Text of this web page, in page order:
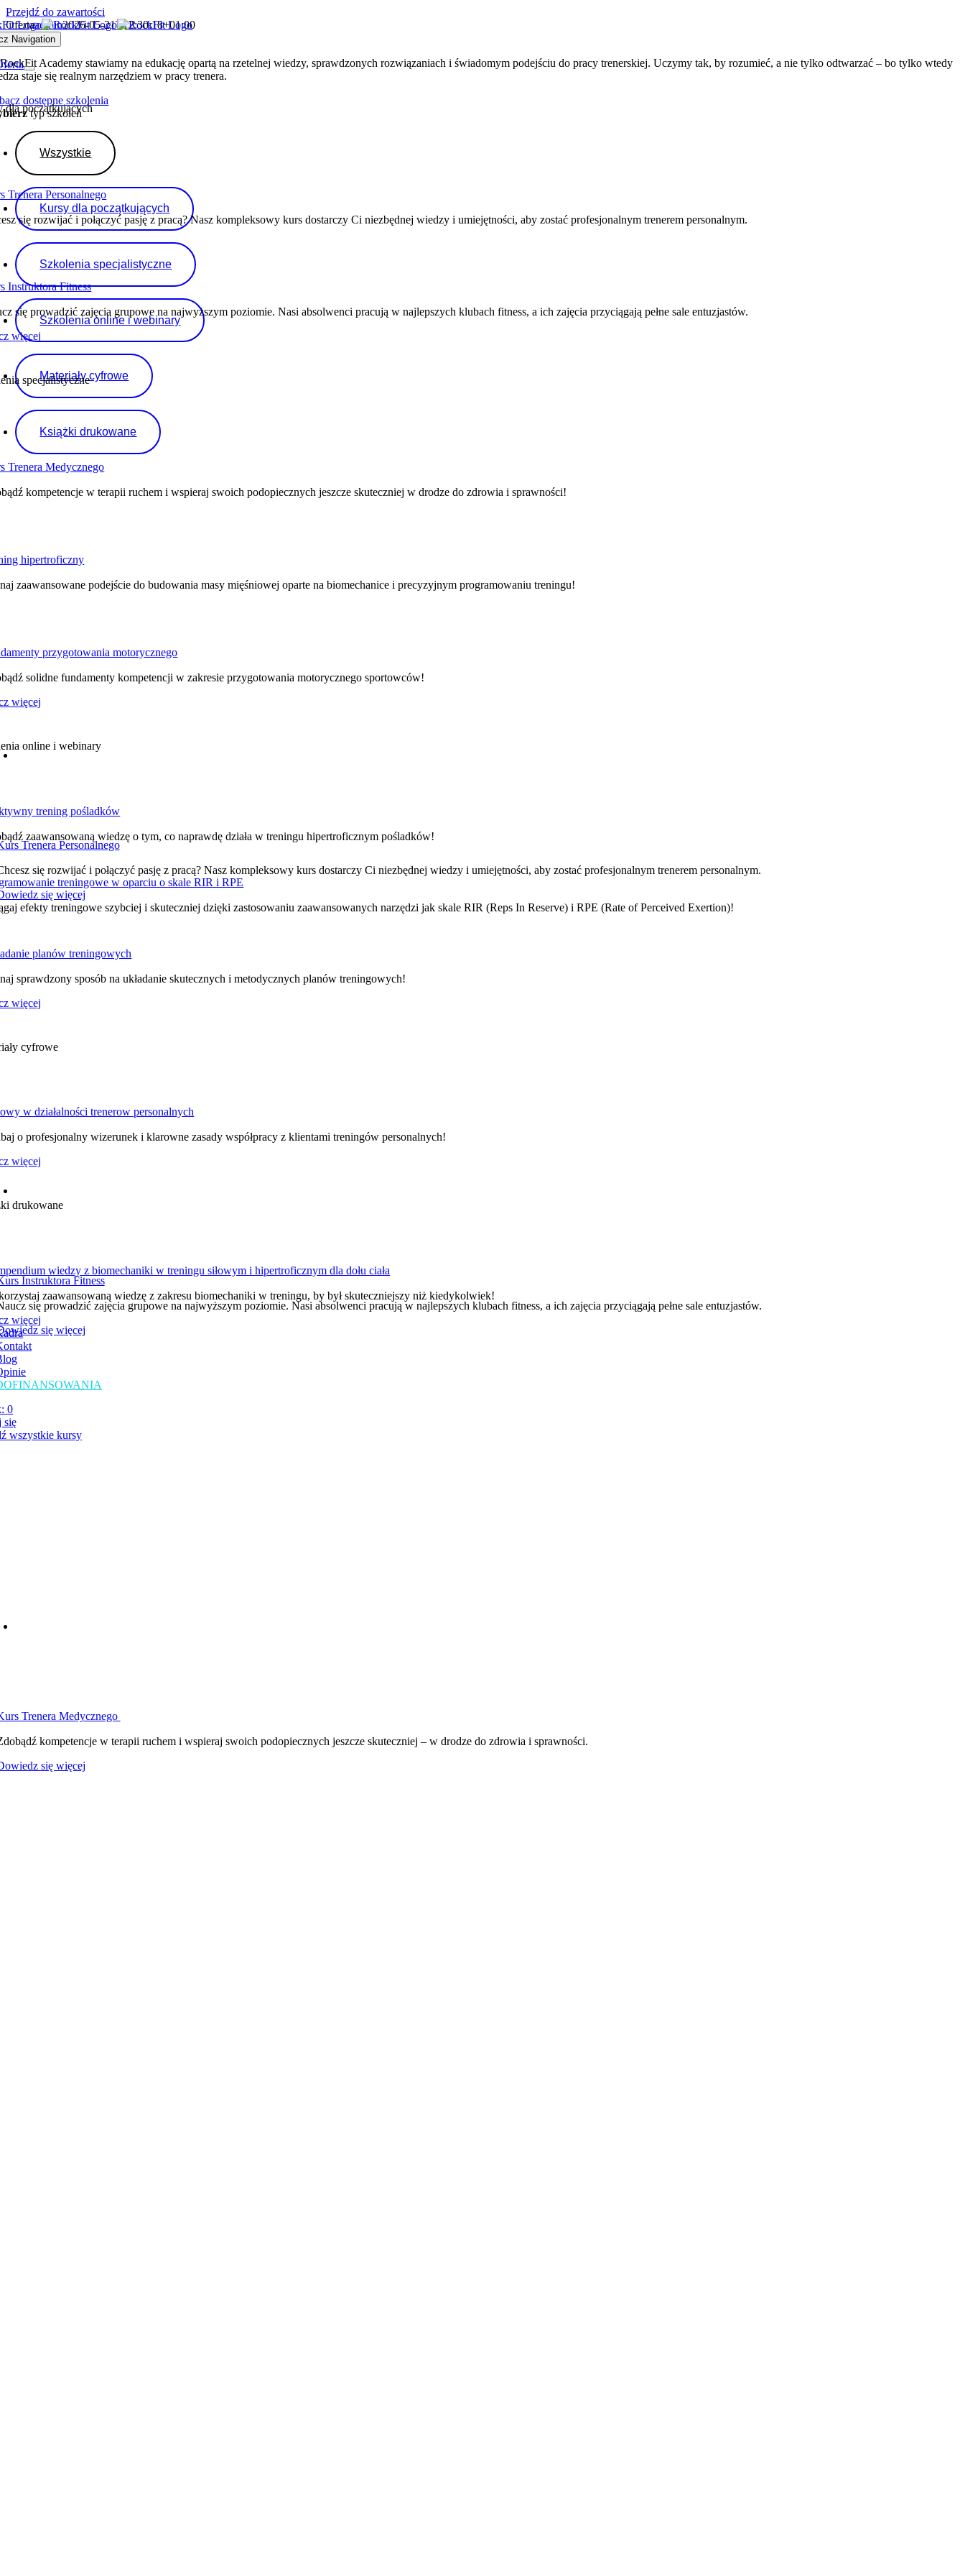
Przejdź do zawartości
Navigation
dla początkujących
Trenera Personalnego
się rozwijać i połączyć pasję z pracą? Nasz kompleksowy kurs dostarczy Ci niezbędnej wiedzy i umiejętności, aby zostać profesjonalnym trenerem personalnym.
Instruktora Fitness
się prowadzić zajęcia grupowe na najwyższym poziomie. Nasi absolwenci pracują w najlepszych klubach fitness, a ich zajęcia przyciągają pełne sale entuzjastów.
więcej
specjalistyczne
Trenera Medycznego
kompetencje w terapii ruchem i wspieraj swoich podopiecznych jeszcze skuteczniej w drodze do zdrowia i sprawności!
hipertroficzny
zaawansowane podejście do budowania masy mięśniowej oparte na biomechanice i precyzyjnym programowaniu treningu!
przygotowania motorycznego
solidne fundamenty kompetencji w zakresie przygotowania motorycznego sportowców!
więcej
online i webinary
trening pośladków
zaawansowaną wiedzę o tym, co naprawdę działa w treningu hipertroficznym pośladków!
treningowe w oparciu o skale RIR i RPE
efekty treningowe szybciej i skuteczniej dzięki zastosowaniu zaawansowanych narzędzi jak skale RIR (Reps In Reserve) i RPE (Rate of Perceived Exertion)!
planów treningowych
sprawdzony sposób na układanie skutecznych i metodycznych planów treningowych!
więcej
cyfrowe
w działalności trenerow personalnych
o profesjonalny wizerunek i klarowne zasady współpracy z klientami treningów personalnych!
więcej
drukowane
wiedzy z biomechaniki w treningu siłowym i hipertroficznym dla dołu ciała
zaawansowaną wiedzę z zakresu biomechaniki w treningu, by był skuteczniejszy niż kiedykolwiek!
więcej
0
się
wszystkie kursy
Ofertaadmin2026-05-21T12:30:18+01:00
Academy stawiamy na edukację opartą na rzetelnej wiedzy, sprawdzonych rozwiązaniach i świadomym podejściu do pracy trenerskiej. Uczymy tak, by rozumieć, a nie tylko odtwarzać – bo tylko wtedy
staje się realnym narzędziem w pracy trenera.
dostępne szkolenia
typ szkoleń
Wszystkie
Kursy dla początkujących
Szkolenia specjalistyczne
Szkolenia online i webinary
Materiały cyfrowe
Książki drukowane
Trenera Personalnego
się rozwijać i połączyć pasję z pracą? Nasz kompleksowy kurs dostarczy Ci niezbędnej wiedzy i umiejętności, aby zostać profesjonalnym trenerem personalnym.
się więcej
Instruktora Fitness
się prowadzić zajęcia grupowe na najwyższym poziomie. Nasi absolwenci pracują w najlepszych klubach fitness, a ich zajęcia przyciągają pełne sale entuzjastów.
się więcej
Trenera Medycznego
kompetencje w terapii ruchem i wspieraj swoich podopiecznych jeszcze skuteczniej – w drodze do zdrowia i sprawności.
się więcej